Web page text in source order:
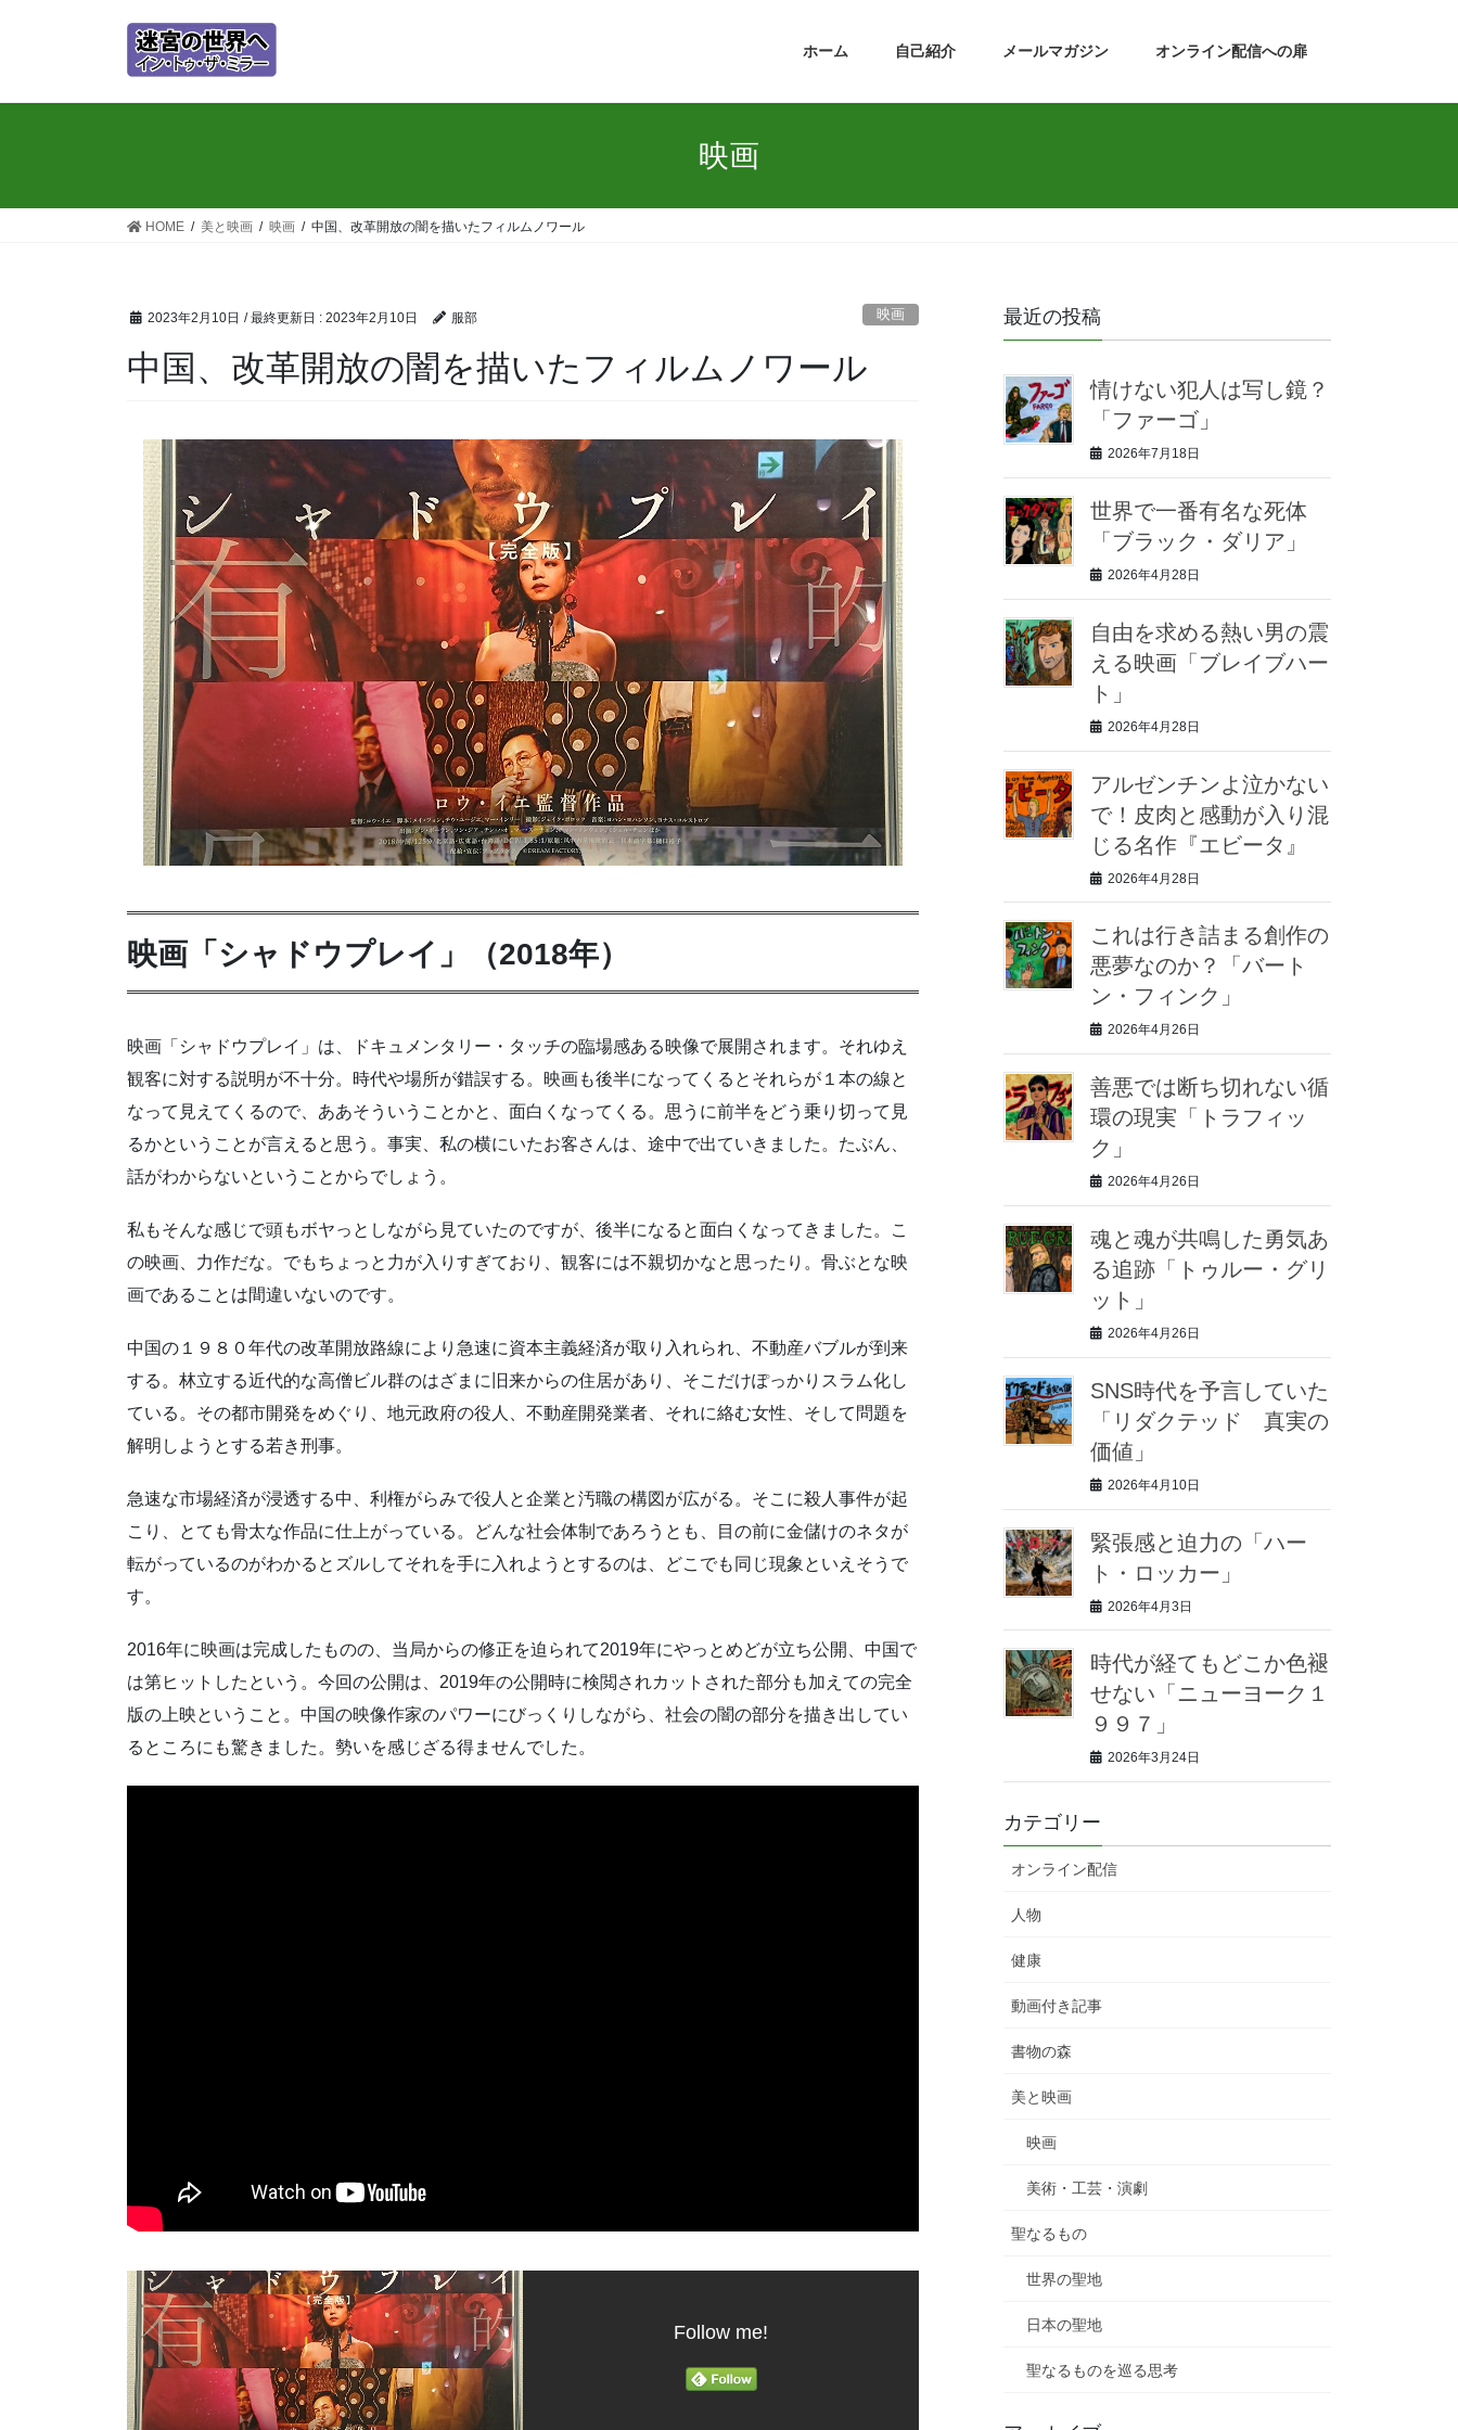
ホーム 自己紹介 メールマガジン オンライン配信への扉
映画
HOME 美と映画 映画 中国、改革開放の闇を描いたフィルムノワール
2023年2月10日 / 最終更新日 : 2023年2月10日 服部 映画
中国、改革開放の闇を描いたフィルムノワール
映画「シャドウプレイ」（2018年）
映画「シャドウプレイ」は、ドキュメンタリー・タッチの臨場感ある映像で展開されます。それゆえ
観客に対する説明が不十分。時代や場所が錯誤する。映画も後半になってくるとそれらが１本の線と
なって見えてくるので、ああそういうことかと、面白くなってくる。思うに前半をどう乗り切って見
るかということが言えると思う。事実、私の横にいたお客さんは、途中で出ていきました。たぶん、
話がわからないということからでしょう。
私もそんな感じで頭もボヤっとしながら見ていたのですが、後半になると面白くなってきました。こ
の映画、力作だな。でもちょっと力が入りすぎており、観客には不親切かなと思ったり。骨ぶとな映
画であることは間違いないのです。
中国の１９８０年代の改革開放路線により急速に資本主義経済が取り入れられ、不動産バブルが到来
する。林立する近代的な高僧ビル群のはざまに旧来からの住居があり、そこだけぽっかりスラム化し
ている。その都市開発をめぐり、地元政府の役人、不動産開発業者、それに絡む女性、そして問題を
解明しようとする若き刑事。
急速な市場経済が浸透する中、利権がらみで役人と企業と汚職の構図が広がる。そこに殺人事件が起
こり、とても骨太な作品に仕上がっている。どんな社会体制であろうとも、目の前に金儲けのネタが
転がっているのがわかるとズルしてそれを手に入れようとするのは、どこでも同じ現象といえそうで
す。
2016年に映画は完成したものの、当局からの修正を迫られて2019年にやっとめどが立ち公開、中国で
は第ヒットしたという。今回の公開は、2019年の公開時に検閲されカットされた部分も加えての完全
版の上映ということ。中国の映像作家のパワーにびっくりしながら、社会の闇の部分を描き出してい
るところにも驚きました。勢いを感じざる得ませんでした。
Follow me!
最近の投稿
情けない犯人は写し鏡？
「ファーゴ」
2026年7月18日
世界で一番有名な死体
「ブラック・ダリア」
2026年4月28日
自由を求める熱い男の震
える映画「ブレイブハー
ト」
2026年4月28日
アルゼンチンよ泣かない
で！皮肉と感動が入り混
じる名作『エビータ』
2026年4月28日
これは行き詰まる創作の
悪夢なのか？「バート
ン・フィンク」
2026年4月26日
善悪では断ち切れない循
環の現実「トラフィッ
ク」
2026年4月26日
魂と魂が共鳴した勇気あ
る追跡「トゥルー・グリ
ット」
2026年4月26日
SNS時代を予言していた
「リダクテッド 真実の
価値」
2026年4月10日
緊張感と迫力の「ハー
ト・ロッカー」
2026年4月3日
時代が経てもどこか色褪
せない「ニューヨーク１
９９７」
2026年3月24日
カテゴリー
オンライン配信
人物
健康
動画付き記事
書物の森
美と映画
映画
美術・工芸・演劇
聖なるもの
世界の聖地
日本の聖地
聖なるものを巡る思考